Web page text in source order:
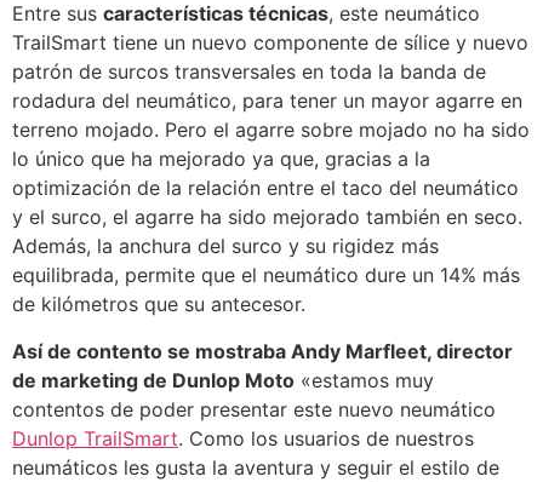
Entre sus características técnicas, este neumático
TrailSmart tiene un nuevo componente de sílice y nuevo
patrón de surcos transversales en toda la banda de
rodadura del neumático, para tener un mayor agarre en
terreno mojado. Pero el agarre sobre mojado no ha sido
lo único que ha mejorado ya que, gracias a la
optimización de la relación entre el taco del neumático
y el surco, el agarre ha sido mejorado también en seco.
Además, la anchura del surco y su rigidez más
equilibrada, permite que el neumático dure un 14% más
de kilómetros que su antecesor.
Así de contento se mostraba Andy Marfleet, director
de marketing de Dunlop Moto «estamos muy
contentos de poder presentar este nuevo neumático
Dunlop TrailSmart. Como los usuarios de nuestros
neumáticos les gusta la aventura y seguir el estilo de